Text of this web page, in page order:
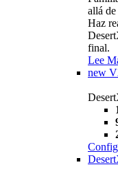
allá
Haz
final.
Lee
new